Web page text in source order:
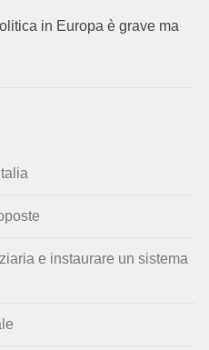
in Europa è grave ma
e instaurare un sistema